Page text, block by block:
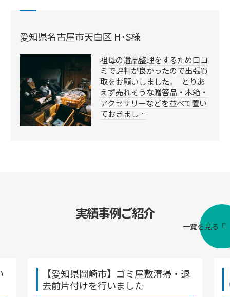
愛知県名古屋市天白区 H･S様
祖母の遺品整理をするため口コ
ミで評判が良かったので出張買
取をお願いしました。 とりあ
えず売れそうな贈答品・木箱・
アクセサリーなどを並べて置い
ておきまし…
実績事例ご紹介
一覧を見る
【愛知県岡崎市】ゴミ屋敷清掃・退
去前片付けを行いました